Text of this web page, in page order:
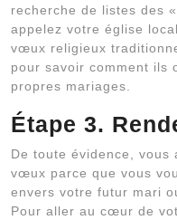
recherche de listes des
appelez votre église
vœux religieux
pour savoir comment ils
propres mariages.
Étape 3.
De toute évidence, vous
vœux parce que vous
envers votre futur mari
Pour aller au cœur de